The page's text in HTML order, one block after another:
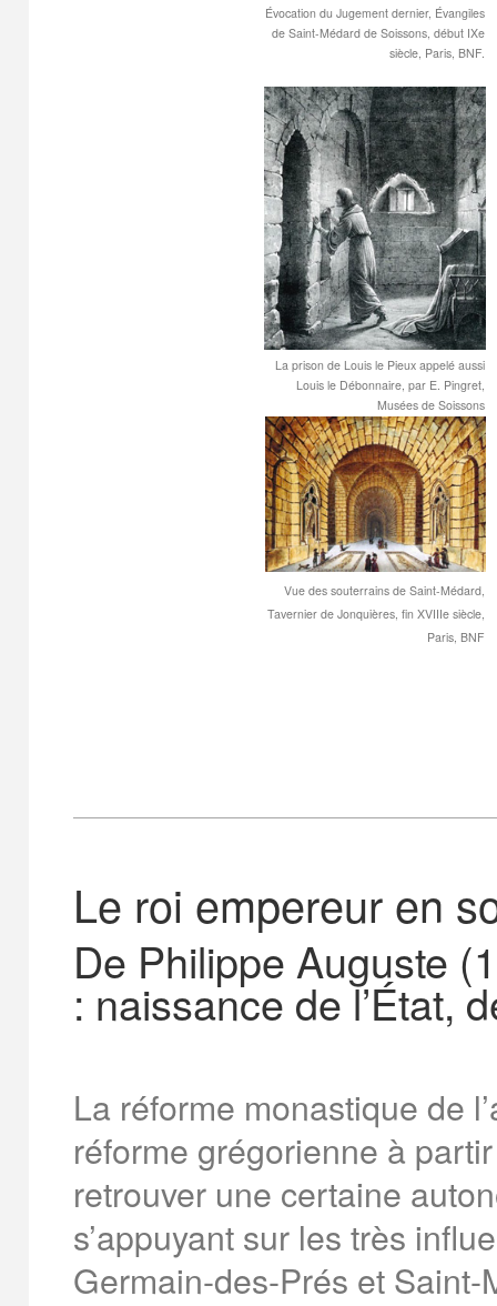
Évocation du Jugement dernier, Évangiles
de Saint-Médard de Soissons, début IXe
siècle, Paris, BNF.
La prison de Louis le Pieux appelé aussi
Louis le Débonnaire, par E. Pingret,
Musées de Soissons
Vue des souterrains de Saint-Médard,
Tavernier de Jonquières, fin XVIIIe siècle,
Paris, BNF
Le roi empereur en
De Philippe Auguste
: naissance de l’État,
La réforme monastique de
réforme grégorienne à
retrouver une certaine
s’appuyant sur les très
Germain-des-Prés et Saint-